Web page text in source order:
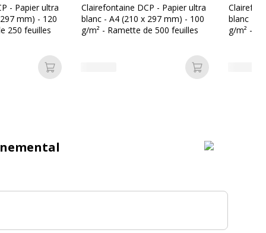
- Papier ultra
mm) - 120
250 feuilles
Ajouter au panier
Clairefontaine DCP - Papier ultra
blanc - A4 (210 x 297 mm) - 100
g/m² - Ramette de 500 feuilles
Ajouter au
blanc -
g/m² -
: